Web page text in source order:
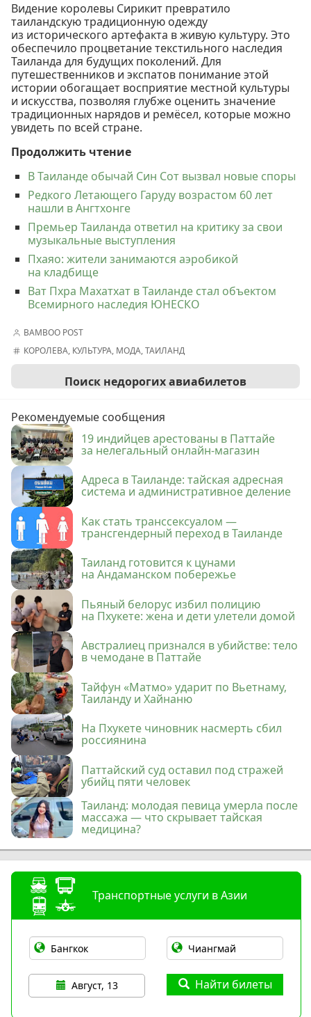
Видение королевы Сирикит превратило
таиландскую традиционную одежду
из исторического артефакта в живую культуру. Это
обеспечило процветание текстильного наследия
Таиланда для будущих поколений. Для
путешественников и экспатов понимание этой
истории обогащает восприятие местной культуры
и искусства, позволяя глубже оценить значение
традиционных нарядов и ремёсел, которые можно
увидеть по всей стране.
Продолжить чтение
В Таиланде обычай Син Сот вызвал новые споры
Редкого Летающего Гаруду возрастом 60 лет
нашли в Ангтхонге
Премьер Таиланда ответил на критику за свои
музыкальные выступления
Пхаяо: жители занимаются аэробикой
на кладбище
Ват Пхра Махатхат в Таиланде стал объектом
Всемирного наследия ЮНЕСКО
BAMBOO POST
КОРОЛЕВА, КУЛЬТУРА, МОДА,ТАИЛАНД
Поиск недорогих авиабилетов
Рекомендуемые сообщения
19 индийцев арестованы в Паттайе
за нелегальный онлайн-магазин
Адреса в Таиланде: тайская адресная
система и административное деление
Как стать транссексуалом —
трансгендерный переход в Таиланде
Таиланд готовится к цунами
на Андаманском побережье
Пьяный белорус избил полицию
на Пхукете: жена и дети улетели домой
Австралиец признался в убийстве: тело
в чемодане в Паттайе
Тайфун «Матмо» ударит по Вьетнаму,
Таиланду и Хайнаню
На Пхукете чиновник насмерть сбил
россиянина
Паттайский суд оставил под стражей
убийц пяти человек
Таиланд: молодая певица умерла после
массажа — что скрывает тайская
медицина?
Транспортные услуги в Азии
Август, 13 Найти билеты